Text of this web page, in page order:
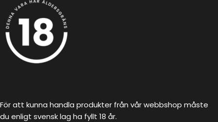
För att kunna handla produkter från vår webbshop måste
du enligt svensk lag ha fyllt 18 år.